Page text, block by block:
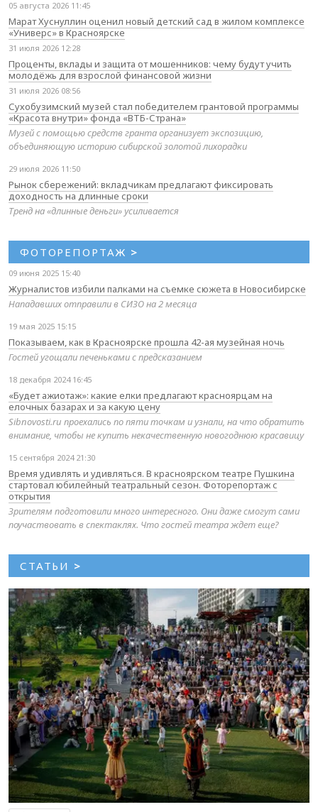
05 августа 2026 11:45
Марат Хуснуллин оценил новый детский сад в жилом комплексе
«Универс» в Красноярске
31 июля 2026 12:28
Проценты, вклады и защита от мошенников: чему будут учить
молодёжь для взрослой финансовой жизни
31 июля 2026 08:56
Сухобузимский музей стал победителем грантовой программы
«Красота внутри» фонда «ВТБ-Страна»
Музей с помощью средств гранта организует экспозицию,
объединяющую историю сибирской золотой лихорадки
29 июля 2026 11:50
Рынок сбережений: вкладчикам предлагают фиксировать
доходность на длинные сроки
Тренд на «длинные деньги» усиливается
ФОТОРЕПОРТАЖ >
09 июня 2025 15:40
Журналистов избили палками на съемке сюжета в Новосибирске
Нападавших отправили в СИЗО на 2 месяца
19 мая 2025 15:15
Показываем, как в Красноярске прошла 42-ая музейная ночь
Гостей угощали печеньками с предсказанием
18 декабря 2024 16:45
«Будет ажиотаж»: какие елки предлагают красноярцам на
елочных базарах и за какую цену
Sibnovosti.ru проехались по пяти точкам и узнали, на что обратить
внимание, чтобы не купить некачественную новогоднюю красавицу
15 сентября 2024 21:30
Время удивлять и удивляться. В красноярском театре Пушкина
стартовал юбилейный театральный сезон. Фоторепортаж с
открытия
Зрителям подготовили много интересного. Они даже смогут сами
поучаствовать в спектаклях. Что гостей театра ждет еще?
СТАТЬИ >